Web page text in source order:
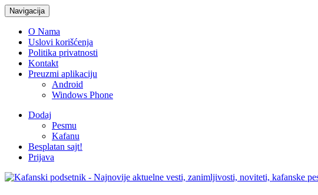
Navigacija
O Nama
Uslovi korišćenja
Politika privatnosti
Kontakt
Preuzmi aplikaciju
Android
Windows Phone
Dodaj
Pesmu
Kafanu
Besplatan sajt!
Prijava